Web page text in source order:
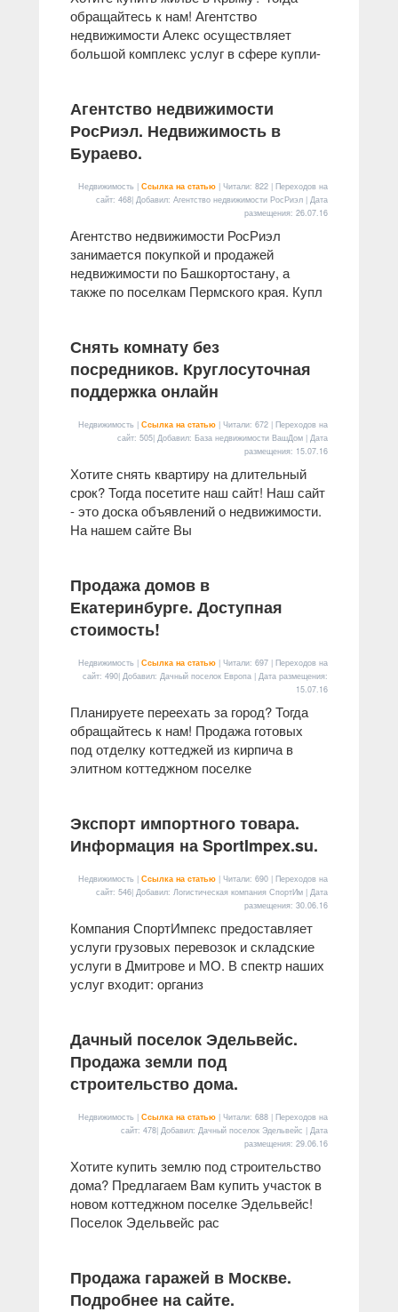
обращайтесь к нам! Агентство
недвижимости Алекс осуществляет
большой комплекс услуг в сфере купли-
Агентство недвижимости
РосРиэл. Недвижимость в
Бураево.
Недвижимость | Ссылка на статью | Читали: 822 | Переходов на
сайт: 468| Добавил: Агентство недвижимости РосРиэл | Дата
размещения: 26.07.16
Агентство недвижимости РосРиэл
занимается покупкой и продажей
недвижимости по Башкортостану, а
также по поселкам Пермского края. Купл
Снять комнату без
посредников. Круглосуточная
поддержка онлайн
Недвижимость | Ссылка на статью | Читали: 672 | Переходов на
сайт: 505| Добавил: База недвижимости ВашДом | Дата
размещения: 15.07.16
Хотите снять квартиру на длительный
срок? Тогда посетите наш сайт! Наш сайт
- это доска объявлений о недвижимости.
На нашем сайте Вы
Продажа домов в
Екатеринбурге. Доступная
стоимость!
Недвижимость | Ссылка на статью | Читали: 697 | Переходов на
сайт: 490| Добавил: Дачный поселок Европа | Дата размещения:
15.07.16
Планируете переехать за город? Тогда
обращайтесь к нам! Продажа готовых
под отделку коттеджей из кирпича в
элитном коттеджном поселке
Экспорт импортного товара.
Информация на SportImpex.su.
Недвижимость | Ссылка на статью | Читали: 690 | Переходов на
сайт: 546| Добавил: Логистическая компания СпортИм | Дата
размещения: 30.06.16
Компания СпортИмпекс предоставляет
услуги грузовых перевозок и складские
услуги в Дмитрове и МО. В спектр наших
услуг входит: организ
Дачный поселок Эдельвейс.
Продажа земли под
строительство дома.
Недвижимость | Ссылка на статью | Читали: 688 | Переходов на
сайт: 478| Добавил: Дачный поселок Эдельвейс | Дата
размещения: 29.06.16
Хотите купить землю под строительство
дома? Предлагаем Вам купить участок в
новом коттеджном поселке Эдельвейс!
Поселок Эдельвейс рас
Продажа гаражей в Москве.
Подробнее на сайте.